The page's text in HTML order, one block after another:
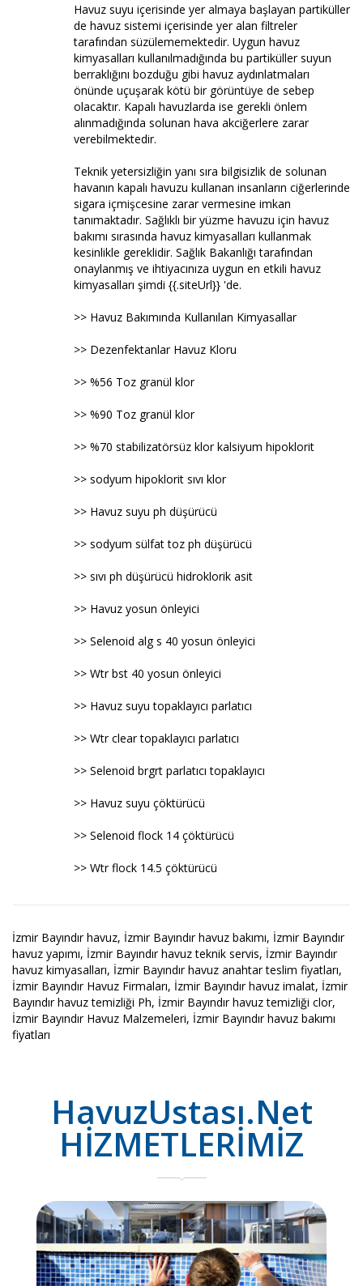
Havuz suyu içerisinde yer almaya başlayan partiküller
de havuz sistemi içerisinde yer alan filtreler
tarafından süzülememektedir. Uygun havuz
kimyasalları kullanılmadığında bu partiküller suyun
berraklığını bozduğu gibi havuz aydınlatmaları
önünde uçuşarak kötü bir görüntüye de sebep
olacaktır. Kapalı havuzlarda ise gerekli önlem
alınmadığında solunan hava akciğerlere zarar
verebilmektedir.
Teknik yetersizliğin yanı sıra bilgisizlik de solunan
havanın kapalı havuzu kullanan insanların ciğerlerinde
sigara içmişcesine zarar vermesine imkan
tanımaktadır. Sağlıklı bir yüzme havuzu için havuz
bakımı sırasında havuz kimyasalları kullanmak
kesinlikle gereklidir. Sağlık Bakanlığı tarafından
onaylanmış ve ihtiyacınıza uygun en etkili havuz
kimyasalları şimdi {{.siteUrl}} 'de.
>> Havuz Bakımında Kullanılan Kimyasallar
>> Dezenfektanlar Havuz Kloru
>> %56 Toz granül klor
>> %90 Toz granül klor
>> %70 stabilizatörsüz klor kalsiyum hipoklorit
>> sodyum hipoklorit sıvı klor
>> Havuz suyu ph düşürücü
>> sodyum sülfat toz ph düşürücü
>> sıvı ph düşürücü hidroklorik asit
>> Havuz yosun önleyici
>> Selenoid alg s 40 yosun önleyici
>> Wtr bst 40 yosun önleyici
>> Havuz suyu topaklayıcı parlatıcı
>> Wtr clear topaklayıcı parlatıcı
>> Selenoid brgrt parlatıcı topaklayıcı
>> Havuz suyu çöktürücü
>> Selenoid flock 14 çöktürücü
>> Wtr flock 14.5 çöktürücü
İzmir Bayındır havuz, İzmir Bayındır havuz bakımı, İzmir Bayındır
havuz yapımı, İzmir Bayındır havuz teknik servis, İzmir Bayındır
havuz kimyasalları, İzmir Bayındır havuz anahtar teslim fiyatları,
İzmir Bayındır Havuz Firmaları, İzmir Bayındır havuz imalat, İzmir
Bayındır havuz temizliği Ph, İzmir Bayındır havuz temizliği clor,
İzmir Bayındır Havuz Malzemeleri, İzmir Bayındır havuz bakımı
fiyatları
HavuzUstası.Net
HİZMETLERİMİZ